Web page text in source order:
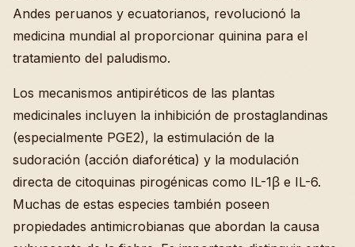
Andes peruanos y ecuatorianos, revolucionó la
medicina mundial al proporcionar quinina para el
tratamiento del paludismo.
Los mecanismos antipiréticos de las plantas
medicinales incluyen la inhibición de prostaglandinas
(especialmente PGE2), la estimulación de la
sudoración (acción diaforética) y la modulación
directa de citoquinas pirogénicas como IL-1β e IL-6.
Muchas de estas especies también poseen
propiedades antimicrobianas que abordan la causa